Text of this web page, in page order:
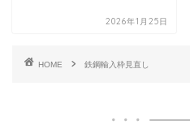
2026年1月25日
HOME 鉄鋼輸入枠見直し